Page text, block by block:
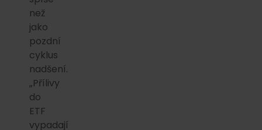
než
jako
pozdní
cyklus
nadšení.
„Přílivy
do
ETF
vypadají